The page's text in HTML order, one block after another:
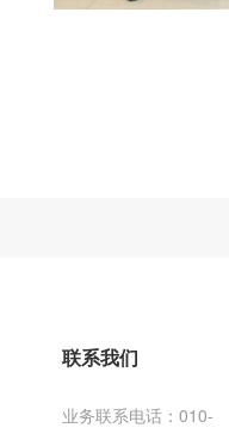
联系我们
业务联系电话：010-